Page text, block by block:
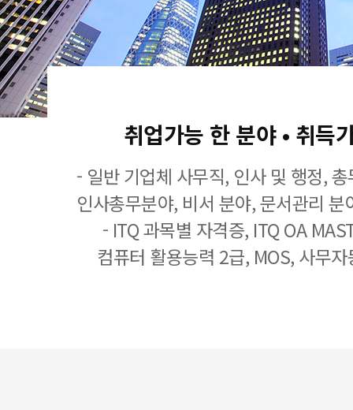
취업가능 한 분야 • 취득
- 일반 기업체 사무직, 인사 및 행정,
인사총무분야, 비서 분야, 문서관리
- ITQ 과목별 자격증, ITQ OA
컴퓨터 활용능력 2급, MOS, 사무